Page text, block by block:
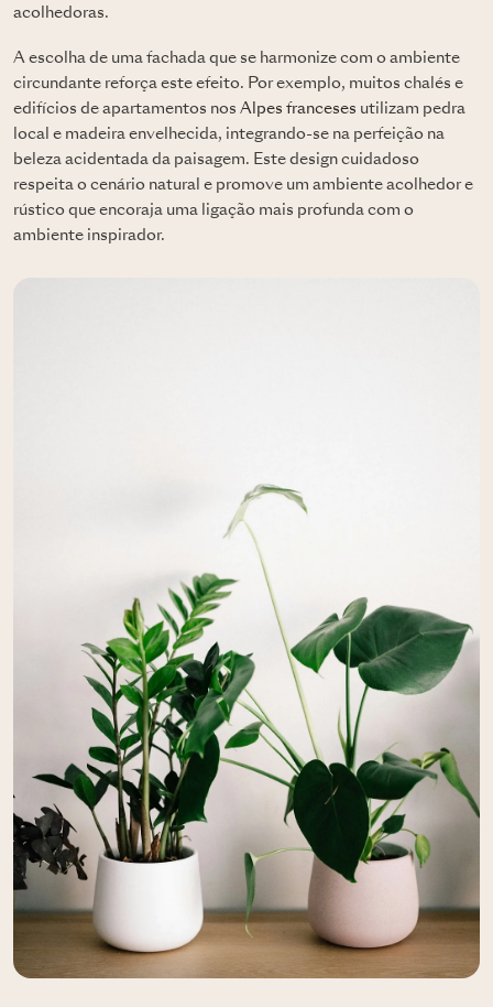
acolhedoras.
A escolha de uma fachada que se harmonize com o ambiente
circundante reforça este efeito. Por exemplo, muitos chalés e
edifícios de apartamentos nos Alpes franceses utilizam pedra
local e madeira envelhecida, integrando-se na perfeição na
beleza acidentada da paisagem. Este design cuidadoso
respeita o cenário natural e promove um ambiente acolhedor e
rústico que encoraja uma ligação mais profunda com o
ambiente inspirador.